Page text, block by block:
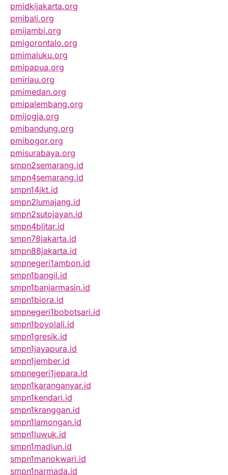
pmidkijakarta.org
pmibali.org
pmijambi.org
pmigorontalo.org
pmimaluku.org
pmipapua.org
pmiriau.org
pmimedan.org
pmipalembang.org
pmijogja.org
pmibandung.org
pmibogor.org
pmisurabaya.org
smpn2semarang.id
smpn4semarang.id
smpn14jkt.id
smpn2lumajang.id
smpn2sutojayan.id
smpn4blitar.id
smpn78jakarta.id
smpn88jakarta.id
smpnegeri1ambon.id
smpn1bangil.id
smpn1banjarmasin.id
smpn1biora.id
smpnegeri1bobotsari.id
smpn1boyolali.id
smpn1gresik.id
smpn1jayapura.id
smpn1jember.id
smpnegeri1jepara.id
smpn1karanganyar.id
smpn1kendari.id
smpn1kranggan.id
smpn1lamongan.id
smpn1luwuk.id
smpn1madiun.id
smpn1manokwari.id
smpn1narmada.id